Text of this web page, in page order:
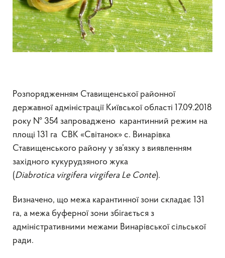
Розпорядженням Ставищенської районної
державної адміністрації Київської області 17.09.2018
року № 354 запроваджено карантинний режим на
площі 131 га СВК «Світанок» с. Винарівка
Ставищенського району у зв’язку з виявленням
західного кукурудзяного жука
(Diabrotica virgifera virgifera Le Conte).
Визначено, що межа карантинної зони складає 131
га, а межа буферної зони збігається з
адміністративними межами Винарівської сільської
ради.